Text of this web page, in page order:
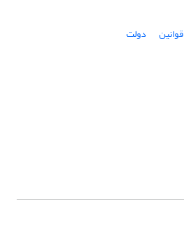
قوانین
دولت